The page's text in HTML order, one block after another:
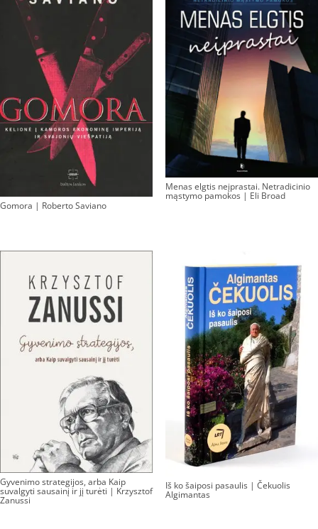
Gomora | Roberto Saviano
Menas elgtis neįprastai. Netradicinio
mąstymo pamokos | Eli Broad
Gyvenimo strategijos, arba Kaip
suvalgyti sausainį ir jį turėti | Krzysztof
Zanussi
Iš ko šaiposi pasaulis | Čekuolis
Algimantas